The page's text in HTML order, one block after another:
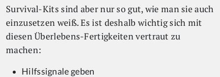
Survival-Kits sind aber nur so gut, wie man sie auch
einzusetzen weiß. Es ist deshalb wichtig sich mit
diesen Überlebens-Fertigkeiten vertraut zu
machen:
Hilfssignale geben